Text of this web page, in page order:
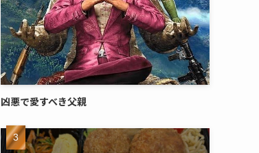
凶悪で愛すべき父親